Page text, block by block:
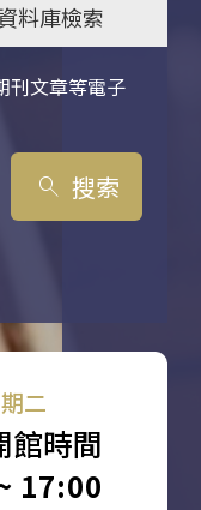
料庫檢索
刊文章等電子
search 搜索
二
館時間
17:00